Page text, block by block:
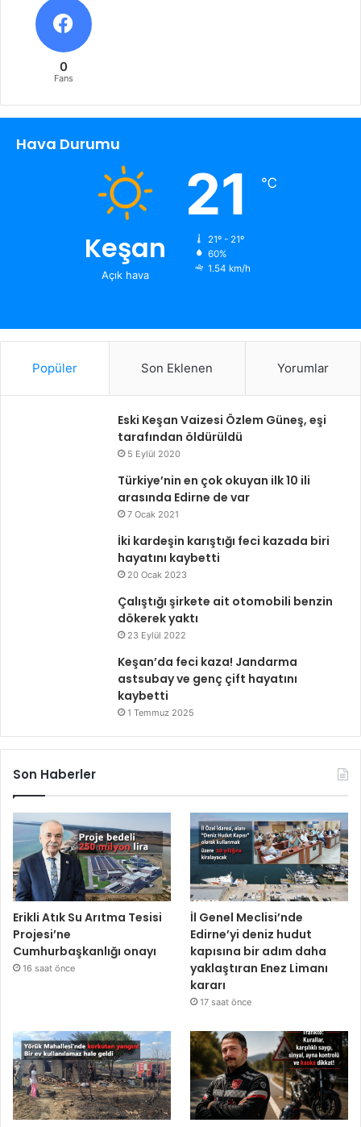
0
Fans
Hava Durumu
Keşan
Açık hava
21 ℃
21º - 21º
60%
1.54 km/h
Popüler Son Eklenen Yorumlar
Eski Keşan Vaizesi Özlem Güneş, eşi
tarafından öldürüldü
5 Eylül 2020
Türkiye’nin en çok okuyan ilk 10 ili
arasında Edirne de var
7 Ocak 2021
İki kardeşin karıştığı feci kazada biri
hayatını kaybetti
20 Ocak 2023
Çalıştığı şirkete ait otomobili benzin
dökerek yaktı
23 Eylül 2022
Keşan’da feci kaza! Jandarma
astsubay ve genç çift hayatını
kaybetti
1 Temmuz 2025
Son Haberler
Erikli Atık Su Arıtma Tesisi
Projesi’ne
Cumhurbaşkanlığı onayı
16 saat önce
İl Genel Meclisi’nde
Edirne’yi deniz hudut
kapısına bir adım daha
yaklaştıran Enez Limanı
kararı
17 saat önce